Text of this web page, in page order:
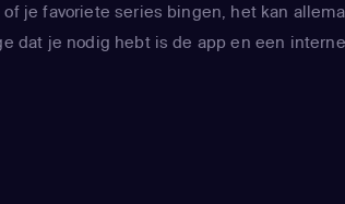
je favoriete series bingen, het kan
dat je nodig hebt is de app en een